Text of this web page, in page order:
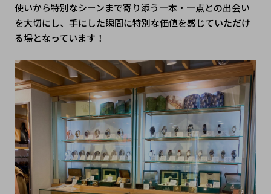
使いから特別なシーンまで寄り添う一本・一点との出会い
を大切にし、手にした瞬間に特別な価値を感じていただけ
る場となっています！